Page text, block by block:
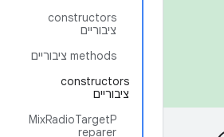
‫constructors
ציבוריים
‫methods ציבוריים
‫constructors
ציבוריים
MixRadioTargetP
reparer